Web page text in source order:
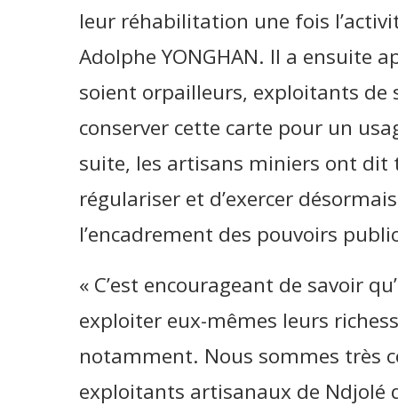
leur réhabilitation une fois
Adolphe YONGHAN. Il a ensuite
soient orpailleurs, exploitants de
conserver cette carte pour un
suite, les artisans miniers ont dit
régulariser et d’exercer
l’encadrement des pouvoirs
« C’est encourageant de savoir
exploiter eux-mêmes leurs
notamment. Nous sommes très
exploitants artisanaux de Ndjolé